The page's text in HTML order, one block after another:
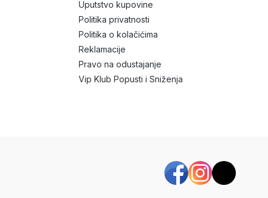
Uputstvo kupovine
Politika privatnosti
Politika o kolačićima
Reklamacije
Pravo na odustajanje
Vip Klub Popusti i Sniženja